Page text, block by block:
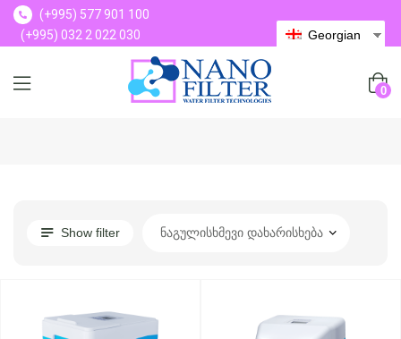
(+995) 577 901 100
(+995) 032 2 022 030
Georgian
0
Show filter